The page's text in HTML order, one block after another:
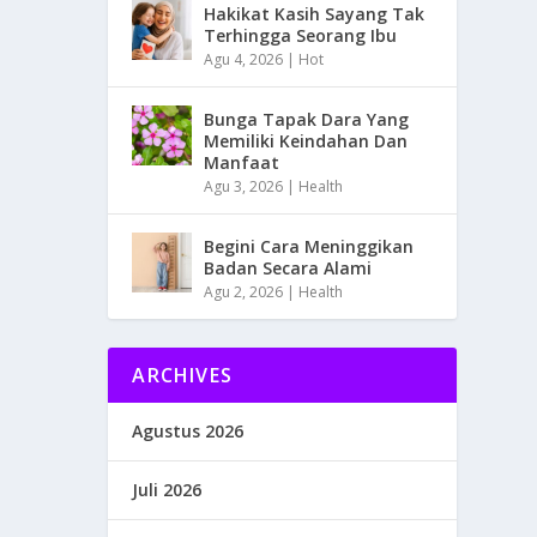
Hakikat Kasih Sayang Tak
Terhingga Seorang Ibu
Agu 4, 2026 | Hot
Bunga Tapak Dara Yang
Memiliki Keindahan Dan
Manfaat
Agu 3, 2026 | Health
Begini Cara Meninggikan
Badan Secara Alami
Agu 2, 2026 | Health
ARCHIVES
Agustus 2026
Juli 2026